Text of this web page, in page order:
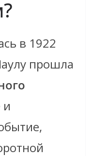
в 1922
прошла